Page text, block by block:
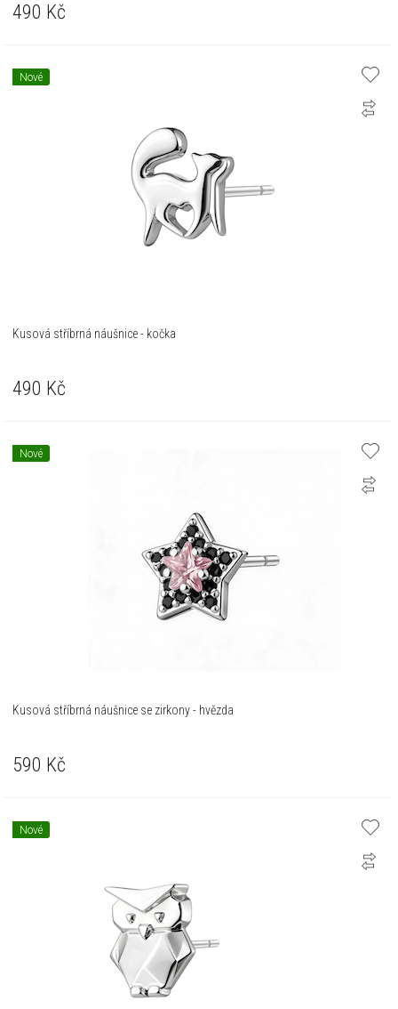
490 Kč
Nové
Kusová stříbrná náušnice - kočka
490 Kč
Nové
Kusová stříbrná náušnice se zirkony - hvězda
590 Kč
Nové